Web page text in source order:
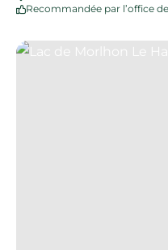
Recommandée par l’office
Lac de Morlhon Le Haut